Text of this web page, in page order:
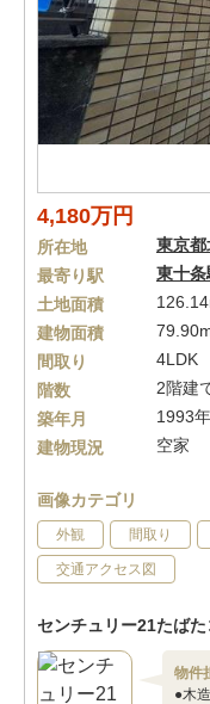
4,180万円
所在地 東京都
最寄り駅
東十条
土地面積
建物面積
間取り
4LDK
階数
2階建
築年月
1993
建物現況
空家
画像カテゴリ
外観 間取り
交通アクセス図
センチュリー21たば
物件
●木